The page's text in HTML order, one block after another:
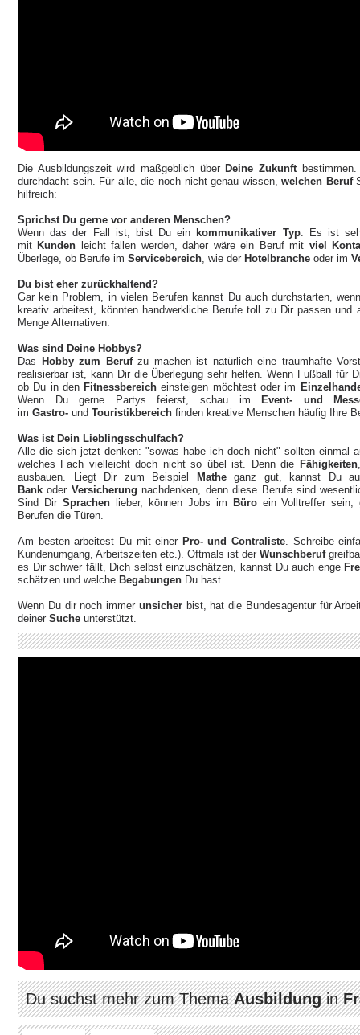
Die Ausbildungszeit wird maßgeblich überDeine Zukunft
durchdacht sein. Für alle, die noch nicht genau wissen,welchen Beruf
hilfreich:
Sprichst Du gerne vor anderen Menschen?
Wenn das der Fall ist, bist Du ein kommunikativer Typ. Es ist
mit Kunden leicht fallen werden, daher wäre ein Beruf mit viel
Überlege, ob Berufe im Servicebereich, wie der Hotelbranche oder im
Du bist eher zurückhaltend?
Gar kein Problem, in vielen Berufen kannst Du auch durchstarten,
kreativ arbeitest, könnten handwerkliche Berufe toll zu Dir passen
Menge Alternativen.
Was sind Deine Hobbys?
Das
Hobby zum Berufzu machen ist natürlich eine traumhafte
realisierbar ist, kann Dir die Überlegung sehr helfen. Wenn Fußball für
ob Du in den Fitnessbereich einsteigen möchtest oder im
Wenn Du gerne Partys feierst, schau im Event- und
im Gastro- und Touristikbereich finden kreative Menschen häufig Ihre
Was ist Dein Lieblingsschulfach?
Alle die sich jetzt denken: "sowas habe ich doch nicht" sollten einmal
welches Fach vielleicht doch nicht so übel ist. Denn die Fähigkeiten
ausbauen. Liegt Dir zum Beispiel
Mathe ganz gut, kannst Du
Bank oder Versicherung nachdenken, denn diese Berufe sind
Sind Dir Sprachenlieber, können Jobs im Büroein Volltreffer sein,
Berufen die Türen.
Am besten arbeitest Du mit einer Pro- und Contraliste. Schreibe
Kundenumgang, Arbeitszeiten etc.). Oftmals ist der Wunschberuf
es Dir schwer fällt, Dich selbst einzuschätzen, kannst Du auch enge
schätzen und welche Begabungen Du hast.
Wenn Du dir noch immer unsicherbist, hat die Bundesagentur für
deiner Suche unterstützt.
Du suchst mehr zum ThemaAusbildungin